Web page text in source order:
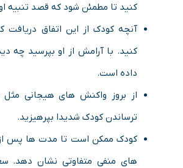
کنید تا مطمئن شود که قصد تنبیه او
آنچه کودک از این اتفاق دریافت
کنید. با آرامش از او بپرسید چه
داده است.
از بروز واکنش های هیجانی
ترساندن کودک شدیدا بپرهیزید.
کودک ممکن است تا مدت ها پس از
های منفی متفاوتی نشان دهد.